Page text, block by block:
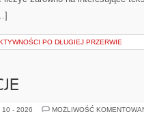
PO DŁUGIEJ PRZERWIE
10 - 2026 MOŻLIWOŚĆ